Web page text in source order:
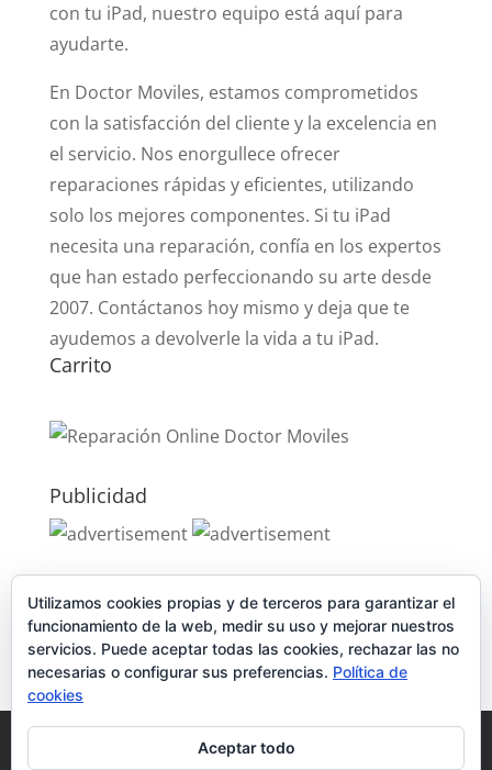
con tu iPad, nuestro equipo está aquí para
ayudarte.
En Doctor Moviles, estamos comprometidos
con la satisfacción del cliente y la excelencia en
el servicio. Nos enorgullece ofrecer
reparaciones rápidas y eficientes, utilizando
solo los mejores componentes. Si tu iPad
necesita una reparación, confía en los expertos
que han estado perfeccionando su arte desde
2007. Contáctanos hoy mismo y deja que te
ayudemos a devolverle la vida a tu iPad.
Carrito
Publicidad
Publicidad
Condiciones y Privacidad
Utilizamos cookies propias y de terceros para garantizar el
funcionamiento de la web, medir su uso y mejorar nuestros
servicios. Puede aceptar todas las cookies, rechazar las no
necesarias o configurar sus preferencias. Política de
cookies
Aceptar todo